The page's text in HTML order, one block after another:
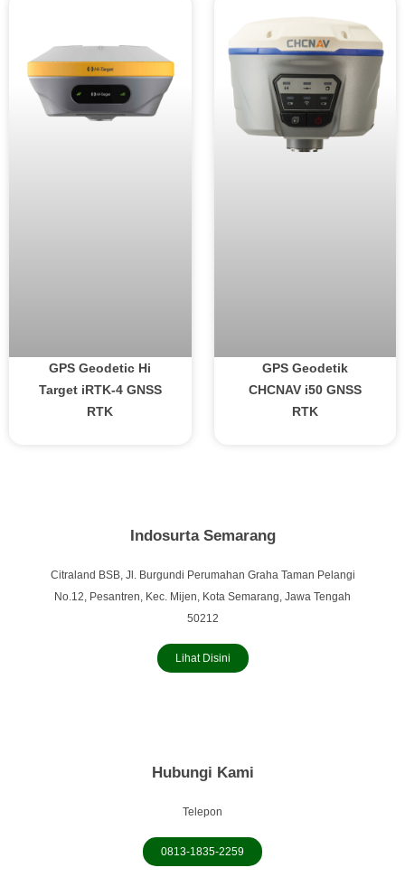
GPS Geodetic Hi
Target iRTK-4 GNSS
RTK
GPS Geodetik
CHCNAV i50 GNSS
RTK
Indosurta Semarang
Citraland BSB, Jl. Burgundi Perumahan Graha Taman Pelangi
No.12, Pesantren, Kec. Mijen, Kota Semarang, Jawa Tengah
50212
Lihat Disini
Hubungi Kami
Telepon
0813-1835-2259